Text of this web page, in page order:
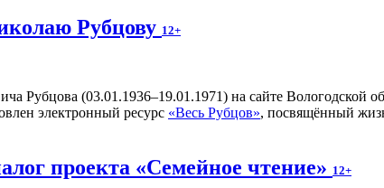
Рубцову 12+
Рубцова (03.01.1936–19.01.1971) на сайте Вологодской
электронный ресурс «Весь Рубцов», посвящённый
проекта «Семейное чтение» 12+